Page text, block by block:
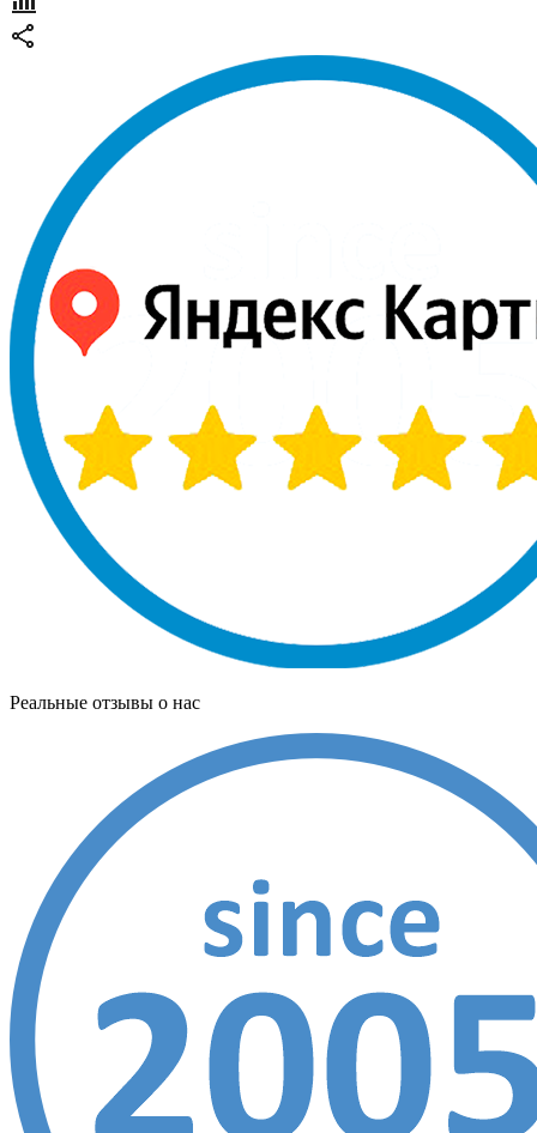
Реальные отзывы о нас